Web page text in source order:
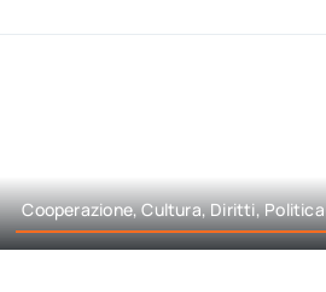
Cooperazione, Cultura, Diritti, Politica